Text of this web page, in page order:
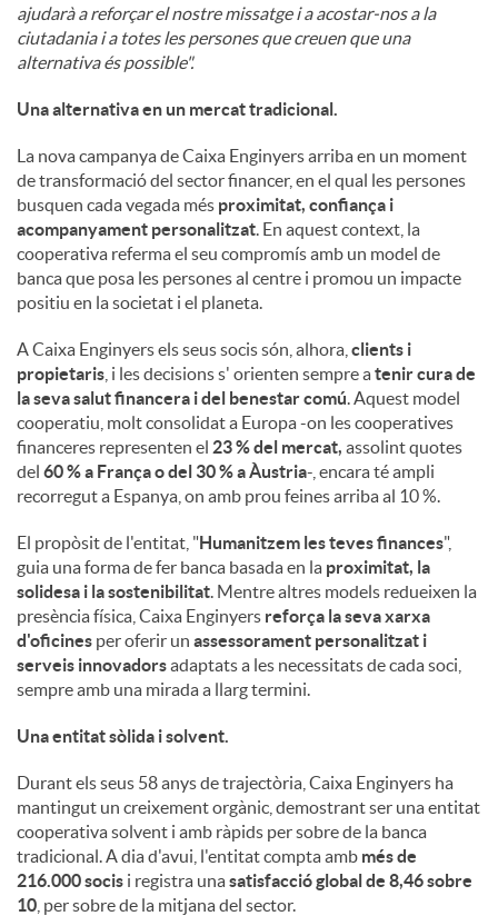
ajudarà a reforçar el nostre missatge i a acostar-nos a la
ciutadania i a totes les persones que creuen que una
alternativa és possible".
Una alternativa en un mercat tradicional.
La nova campanya de Caixa Enginyers arriba en un moment
de transformació del sector financer, en el qual les persones
busquen cada vegada més proximitat, confiança i
acompanyament personalitzat . En aquest context, la
cooperativa referma el seu compromís amb un model de
banca que posa les persones al centre i promou un impacte
positiu en la societat i el planeta.
A Caixa Enginyers els seus socis són, alhora, clients i
propietaris , i les decisions s' orienten sempre atenir cura de
la seva salut financera i del benestar comú . Aquest model
cooperatiu, molt consolidat a Europa -on les cooperatives
financeres representen el 23 % del mercat, assolint quotes
del 60 % a França o del 30 % a Àustria-, encara té ampli
recorregut a Espanya, on amb prou feines arriba al 10 %.
El propòsit de l'entitat, "Humanitzem les teves finances",
guia una forma de fer banca basada en la proximitat, la
solidesa i la sostenibilitat . Mentre altres models redueixen la
presència física, Caixa Enginyers reforça la seva xarxa
d'oficines per oferir un assessorament personalitzat i
serveis innovadorsadaptats a les necessitats de cada soci,
sempre amb una mirada a llarg termini.
Una entitat sòlida i solvent.
Durant els seus 58 anys de trajectòria, Caixa Enginyers ha
mantingut un creixement orgànic, demostrant ser una entitat
cooperativa solvent i amb ràpids per sobre de la banca
tradicional. A dia d'avui, l'entitat compta amb més de
216.000 socis i registra unasatisfacció global de 8,46 sobre
10 , per sobre de la mitjana del sector.